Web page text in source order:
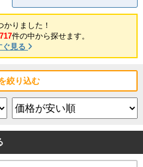
かりました！
件の中から探せます。
ぐ見る
絞り込む